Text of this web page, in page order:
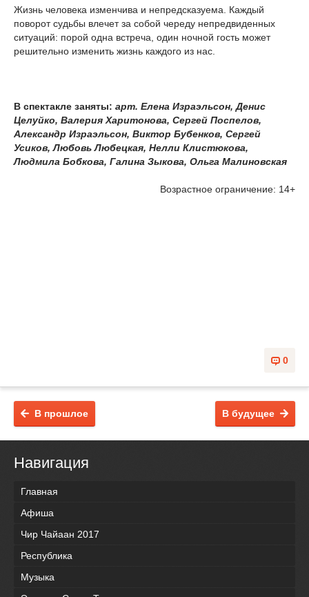
Жизнь человека изменчива и непредсказуема. Каждый
поворот судьбы влечет за собой череду непредвиденных
ситуаций: порой одна встреча, один ночной гость может
решительно изменить жизнь каждого из нас.
В спектакле заняты: арт. Елена Израэльсон, Денис
Целуйко, Валерия Харитонова, Сергей Поспелов,
Александр Израэльсон, Виктор Бубенков, Сергей
Усиков, Любовь Любецкая, Нелли Клистюкова,
Людмила Бобкова, Галина Зыкова, Ольга Малиновская
Возрастное ограничение: 14+
0
В будущее
В прошлое
Навигация
Главная
Афиша
Чир Чайаан 2017
Республика
Музыка